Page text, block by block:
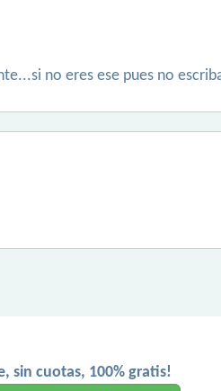
no eres ese pues no
sin cuotas, 100% gratis!